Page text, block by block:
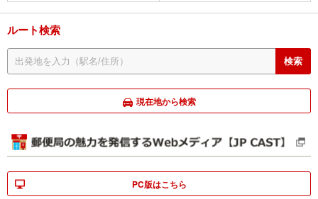
ルート検索
現在地から検索
PC版はこちら